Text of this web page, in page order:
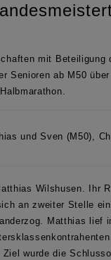
mit Beteiligung
Senioren ab M50
und Sven (M50),
Wilshusen.
Ihr
an zweiter Stelle
Matthias lief
wurde die